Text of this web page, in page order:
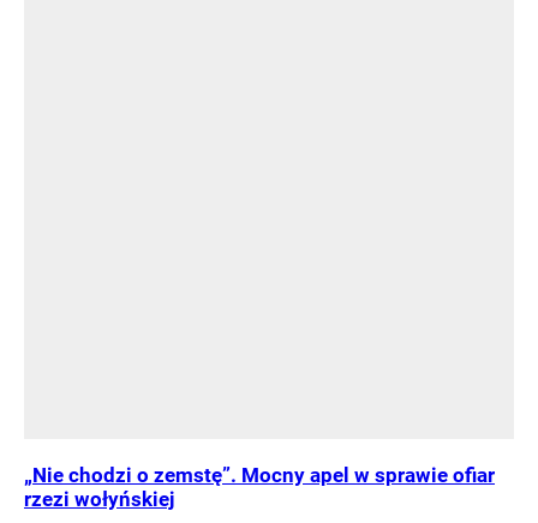
„Nie chodzi o zemstę”. Mocny apel w sprawie ofiar
rzezi wołyńskiej